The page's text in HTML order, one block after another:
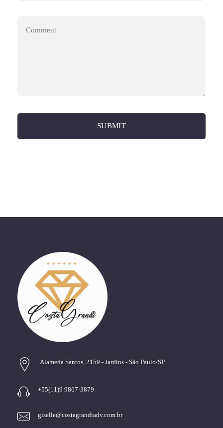
Alameda Santos, 2159 - Jardins - São Paulo/SP
+55(11)9 9867-3879
giselle@costagrandiadv.com.br